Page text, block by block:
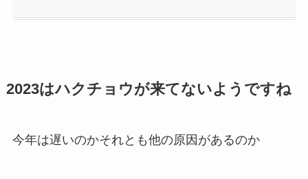
2023はハクチョウが来てないようですね
今年は遅いのかそれとも他の原因があるのか